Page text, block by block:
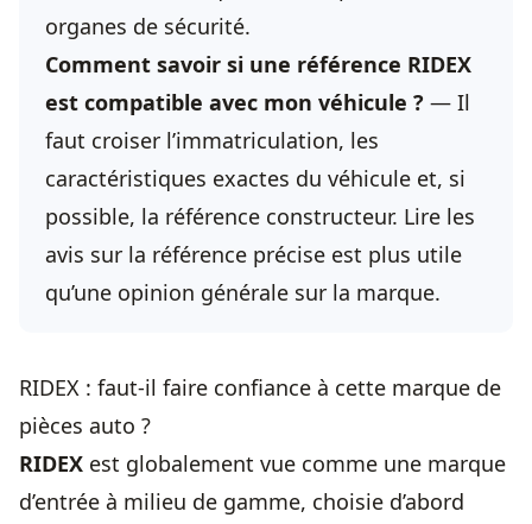
organes de sécurité.
Comment savoir si une référence RIDEX
est compatible avec mon véhicule ? — Il
faut croiser l’immatriculation, les
caractéristiques exactes du véhicule et, si
possible, la référence constructeur. Lire les
avis sur la référence précise est plus utile
qu’une opinion générale sur la marque.
RIDEX : faut-il faire confiance à cette marque de
pièces auto ?
RIDEX est globalement vue comme une marque
d’entrée à milieu de gamme, choisie d’abord